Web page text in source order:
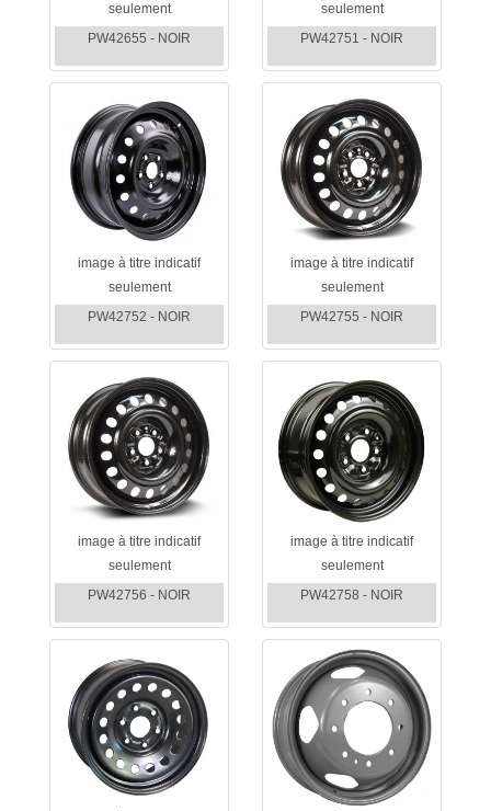
seulement
PW42655 - NOIR
seulement
PW42751 - NOIR
image à titre indicatif
seulement
PW42752 - NOIR
image à titre indicatif
seulement
PW42755 - NOIR
image à titre indicatif
seulement
PW42756 - NOIR
image à titre indicatif
seulement
PW42758 - NOIR